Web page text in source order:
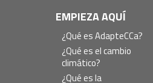
Navegación
principal
EMPIEZA AQUÍ
¿Qué es AdapteCCa?
¿Qué es el cambio
climático?
¿Qué es la